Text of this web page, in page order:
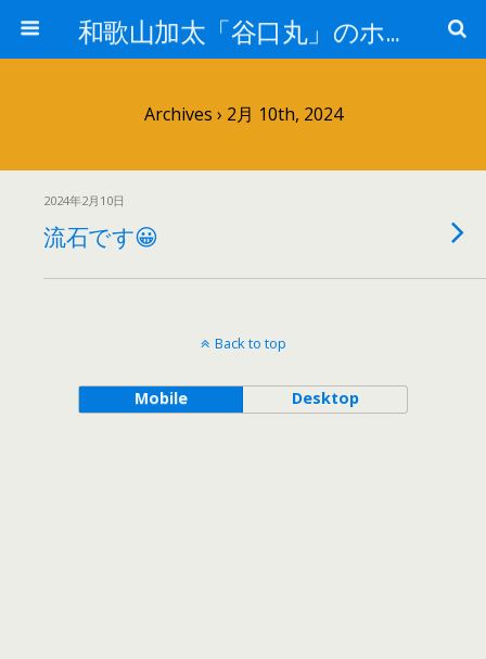
和歌山加太「谷口丸」のホームページ
Archives › 2月 10th, 2024
2024年2月10日
流石です😀
Back to top
Mobile Desktop